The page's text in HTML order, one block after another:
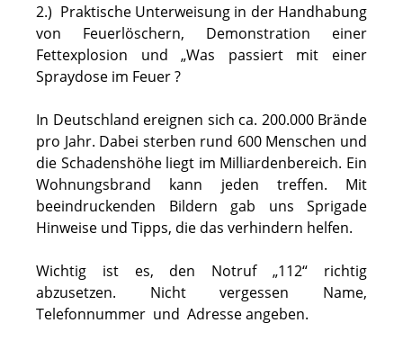
2.) Praktische Unterweisung in der Handhabung
von Feuerlöschern, Demonstration einer
Fettexplosion und „Was passiert mit einer
Spraydose im Feuer ?
In Deutschland ereignen sich ca. 200.000 Brände
pro Jahr. Dabei sterben rund 600 Menschen und
die Schadenshöhe liegt im Milliardenbereich. Ein
Wohnungsbrand kann jeden treffen. Mit
beeindruckenden Bildern gab uns Sprigade
Hinweise und Tipps, die das verhindern helfen.
Wichtig ist es, den Notruf „112“ richtig
abzusetzen. Nicht vergessen Name,
Telefonnummer und Adresse angeben.